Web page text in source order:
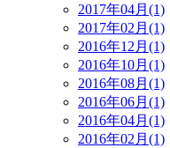
2017年04月(1)
2017年02月(1)
2016年12月(1)
2016年10月(1)
2016年08月(1)
2016年06月(1)
2016年04月(1)
2016年02月(1)